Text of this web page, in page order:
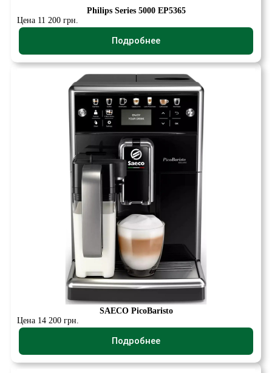
Philips Series 5000 EP5365
Цена 11 200 грн.
Подробнее
SAECO PicoBaristo
Цена 14 200 грн.
Подробнее